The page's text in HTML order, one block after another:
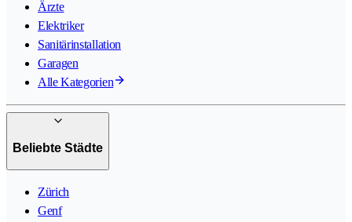
Ärzte
Elektriker
Sanitärinstallation
Garagen
Alle Kategorien
Beliebte Städte
Zürich
Genf